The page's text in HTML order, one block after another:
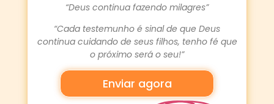
“Deus continua fazendo milagres”
“Cada testemunho é sinal de que Deus
continua cuidando de seus filhos, tenho fé que
o próximo será o seu!”
Enviar agora